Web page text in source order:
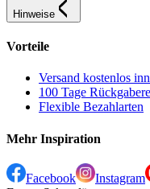
Hinweise
Vorteile
Versand kostenlos
100 Tage
Flexible Bezahlarten
Mehr Inspiration
Facebook Instagram